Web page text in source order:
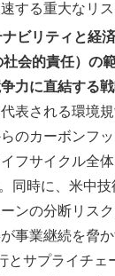
する重大なリス
ビリティと経
会的責任）の
力に直結する戦
表される環境
のカーボンフ
フサイクル全
同時に、米中
ンの分断リス
事業継続を脅
とサプライチェ